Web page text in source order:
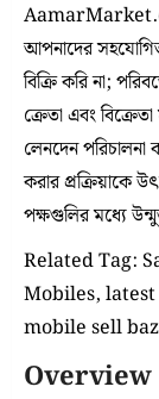
আপনাদের
বিক্রি করি না;
ক্রেতা এবং
লেনদেন
করার প্রক্রিয়াকে
পক্ষগুলির মধ্যে
Related Tag:
Mobiles,
mobile sell
Overview